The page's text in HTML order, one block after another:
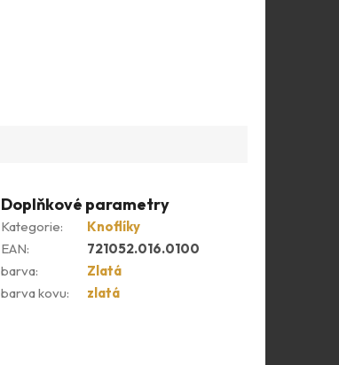
Doplňkové parametry
Kategorie:
Knoflíky
EAN:
721052.016.0100
barva:
Zlatá
barva kovu: zlatá